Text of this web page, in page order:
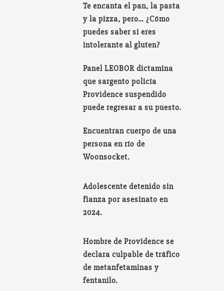
Te encanta el pan, la pasta
y la pizza, pero… ¿Cómo
puedes saber si eres
intolerante al gluten?
Panel LEOBOR dictamina
que sargento policía
Providence suspendido
puede regresar a su puesto.
Encuentran cuerpo de una
persona en río de
Woonsocket.
Adolescente detenido sin
fianza por asesinato en
2024.
Hombre de Providence se
declara culpable de tráfico
de metanfetaminas y
fentanilo.